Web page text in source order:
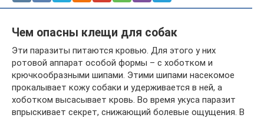
Чем опасны клещи для собак
Эти паразиты питаются кровью. Для этого у них
ротовой аппарат особой формы – с хоботком и
крючкообразными шипами. Этими шипами насекомое
прокалывает кожу собаки и удерживается в ней, а
хоботком высасывает кровь. Во время укуса паразит
впрыскивает секрет, снижающий болевые ощущения. В